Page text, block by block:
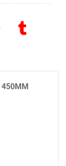
450MM